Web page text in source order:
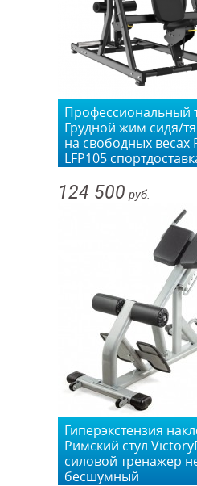
Профессиональный
Грудной жим сидя/
на свободных весах
LFP105
124 500 руб.
Гиперэкстензия
Римский стул
силовой тренажер
бесшумный